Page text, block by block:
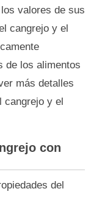
valores de sus
cangrejo y el
de los alimentos
más detalles
cangrejo y el
con
del